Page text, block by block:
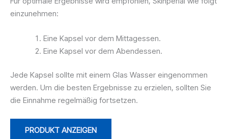
einzunehmen:
Eine Kapsel vor dem Mittagessen.
Eine Kapsel vor dem Abendessen.
Jede Kapsel sollte mit einem Glas Wasser eingenommen
werden. Um die besten Ergebnisse zu erzielen, sollten Sie
die Einnahme regelmäßig fortsetzen.
PRODUKT ANZEIGEN